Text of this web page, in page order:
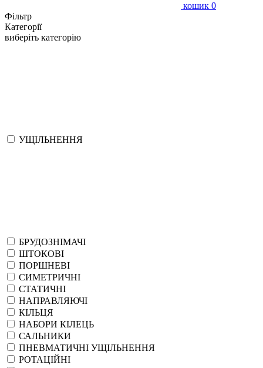
кошик 0
Фільтр
Категорії
виберіть категорію
УЩІЛЬНЕННЯ
БРУДОЗНІМАЧІ
ШТОКОВІ
ПОРШНЕВІ
СИМЕТРИЧНІ
СТАТИЧНІ
НАПРАВЛЯЮЧІ
КІЛЬЦЯ
НАБОРИ КІЛЕЦЬ
САЛЬНИКИ
ПНЕВМАТИЧНІ УЩІЛЬНЕННЯ
РОТАЦІЙНІ